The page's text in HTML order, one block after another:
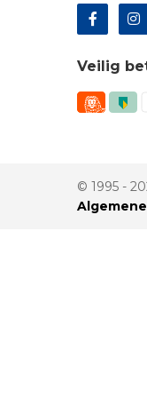
Veilig
© 1995 -